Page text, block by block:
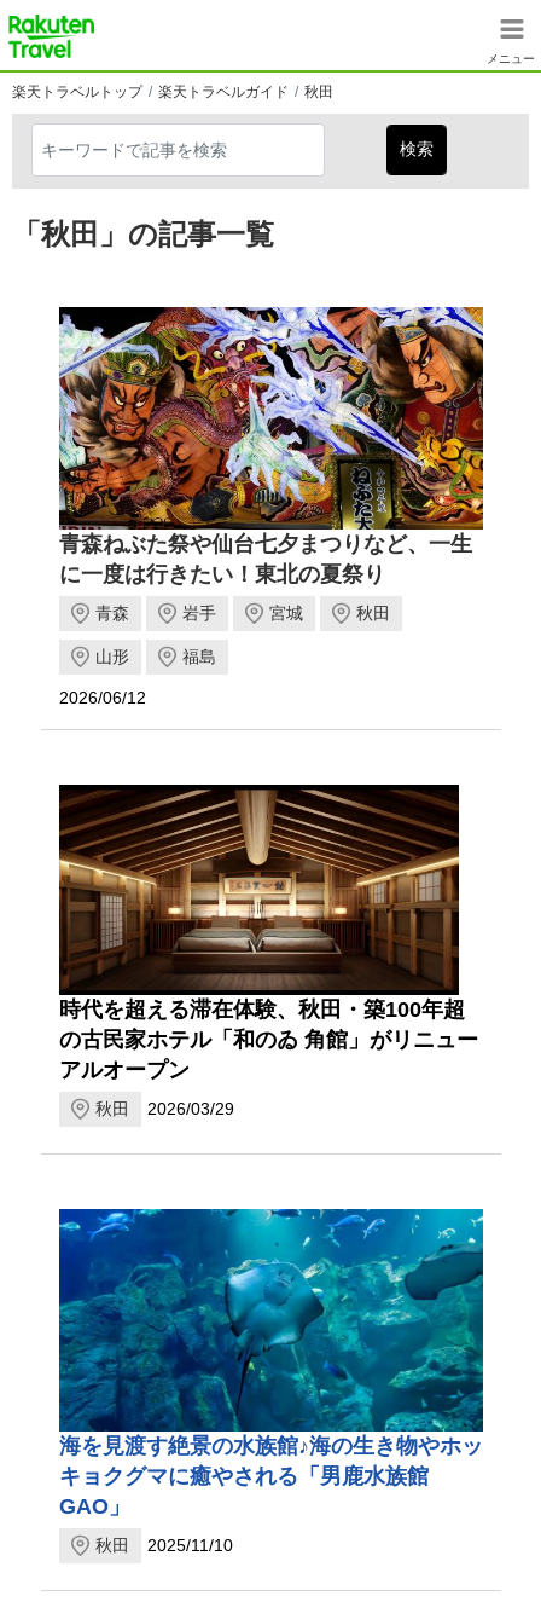
メニュー
楽天トラベルトップ 楽天トラベルガイド 秋田
「秋田」の記事一覧
青森ねぶた祭や仙台七夕まつりなど、一生
に一度は行きたい！東北の夏祭り
青森 岩手 宮城 秋田
山形 福島
2026/06/12
時代を超える滞在体験、秋田・築100年超
の古民家ホテル「和のゐ 角館」がリニュー
アルオープン
秋田 2026/03/29
海を見渡す絶景の水族館♪海の生き物やホッ
キョクグマに癒やされる「男鹿水族館
GAO」
秋田 2025/11/10